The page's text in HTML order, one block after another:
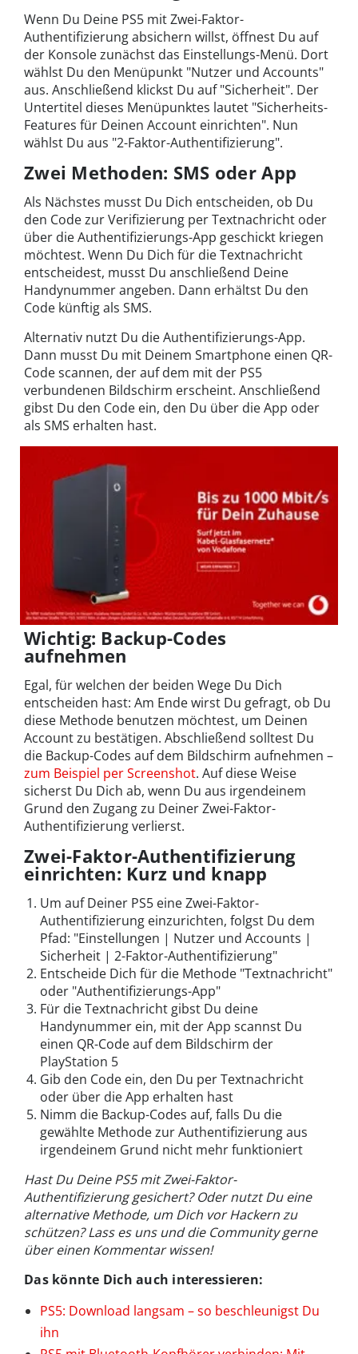
Wenn Du Deine PS5 mit Zwei-Faktor-
Authentifizierung absichern willst, öffnest Du auf
der Konsole zunächst das Einstellungs-Menü. Dort
wählst Du den Menüpunkt "Nutzer und Accounts"
aus. Anschließend klickst Du auf "Sicherheit". Der
Untertitel dieses Menüpunktes lautet "Sicherheits-
Features für Deinen Account einrichten". Nun
wählst Du aus "2-Faktor-Authentifizierung".
Zwei Methoden: SMS oder App
Als Nächstes musst Du Dich entscheiden, ob Du
den Code zur Verifizierung per Textnachricht oder
über die Authentifizierungs-App geschickt kriegen
möchtest. Wenn Du Dich für die Textnachricht
entscheidest, musst Du anschließend Deine
Handynummer angeben. Dann erhältst Du den
Code künftig als SMS.
Alternativ nutzt Du die Authentifizierungs-App.
Dann musst Du mit Deinem Smartphone einen QR-
Code scannen, der auf dem mit der PS5
verbundenen Bildschirm erscheint. Anschließend
gibst Du den Code ein, den Du über die App oder
als SMS erhalten hast.
Wichtig: Backup-Codes
aufnehmen
Egal, für welchen der beiden Wege Du Dich
entscheiden hast: Am Ende wirst Du gefragt, ob Du
diese Methode benutzen möchtest, um Deinen
Account zu bestätigen. Abschließend solltest Du
die Backup-Codes auf dem Bildschirm aufnehmen –
zum Beispiel per Screenshot. Auf diese Weise
sicherst Du Dich ab, wenn Du aus irgendeinem
Grund den Zugang zu Deiner Zwei-Faktor-
Authentifizierung verlierst.
Zwei-Faktor-Authentifizierung
einrichten: Kurz und knapp
Um auf Deiner PS5 eine Zwei-Faktor-
Authentifizierung einzurichten, folgst Du dem
Pfad: "Einstellungen | Nutzer und Accounts |
Sicherheit | 2-Faktor-Authentifizierung"
Entscheide Dich für die Methode "Textnachricht"
oder "Authentifizierungs-App"
Für die Textnachricht gibst Du deine
Handynummer ein, mit der App scannst Du
einen QR-Code auf dem Bildschirm der
PlayStation 5
Gib den Code ein, den Du per Textnachricht
oder über die App erhalten hast
Nimm die Backup-Codes auf, falls Du die
gewählte Methode zur Authentifizierung aus
irgendeinem Grund nicht mehr funktioniert
Hast Du Deine PS5 mit Zwei-Faktor-
Authentifizierung gesichert? Oder nutzt Du eine
alternative Methode, um Dich vor Hackern zu
schützen? Lass es uns und die Community gerne
über einen Kommentar wissen!
Das könnte Dich auch interessieren:
PS5: Download langsam – so beschleunigst Du
ihn